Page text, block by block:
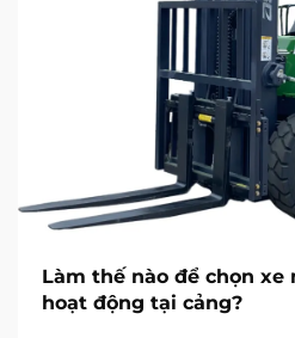
Làm thế nào để chọn xe
hoạt động tại cảng?